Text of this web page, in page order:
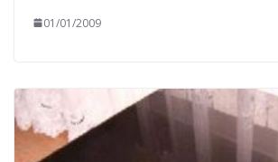
01/01/2009